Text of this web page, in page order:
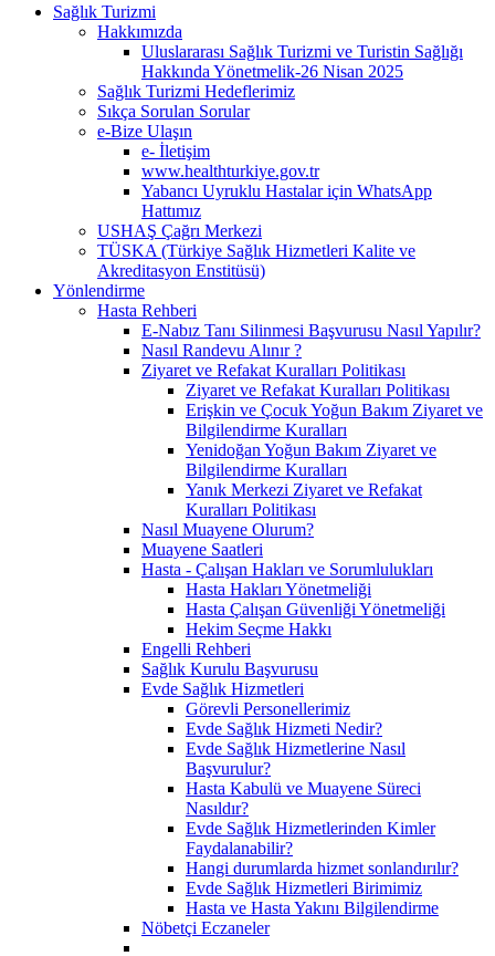
Sağlık Turizmi
Hakkımızda
Uluslararası Sağlık Turizmi ve Turistin Sağlığı
Hakkında Yönetmelik-26 Nisan 2025
Sağlık Turizmi Hedeflerimiz
Sıkça Sorulan Sorular
e-Bize Ulaşın
e- İletişim
www.healthturkiye.gov.tr
Yabancı Uyruklu Hastalar için WhatsApp
Hattımız
USHAŞ Çağrı Merkezi
TÜSKA (Türkiye Sağlık Hizmetleri Kalite ve
Akreditasyon Enstitüsü)
Yönlendirme
Hasta Rehberi
E-Nabız Tanı Silinmesi Başvurusu Nasıl Yapılır?
Nasıl Randevu Alınır ?
Ziyaret ve Refakat Kuralları Politikası
Ziyaret ve Refakat Kuralları Politikası
Erişkin ve Çocuk Yoğun Bakım Ziyaret ve
Bilgilendirme Kuralları
Yenidoğan Yoğun Bakım Ziyaret ve
Bilgilendirme Kuralları
Yanık Merkezi Ziyaret ve Refakat
Kuralları Politikası
Nasıl Muayene Olurum?
Muayene Saatleri
Hasta - Çalışan Hakları ve Sorumlulukları
Hasta Hakları Yönetmeliği
Hasta Çalışan Güvenliği Yönetmeliği
Hekim Seçme Hakkı
Engelli Rehberi
Sağlık Kurulu Başvurusu
Evde Sağlık Hizmetleri
Görevli Personellerimiz
Evde Sağlık Hizmeti Nedir?
Evde Sağlık Hizmetlerine Nasıl
Başvurulur?
Hasta Kabulü ve Muayene Süreci
Nasıldır?
Evde Sağlık Hizmetlerinden Kimler
Faydalanabilir?
Hangi durumlarda hizmet sonlandırılır?
Evde Sağlık Hizmetleri Birimimiz
Hasta ve Hasta Yakını Bilgilendirme
Nöbetçi Eczaneler